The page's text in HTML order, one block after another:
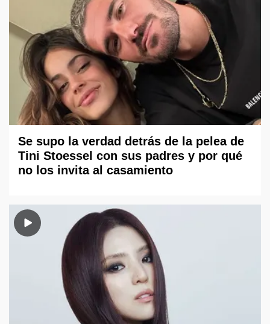
Se supo la verdad detrás de la pelea de
Tini Stoessel con sus padres y por qué
no los invita al casamiento